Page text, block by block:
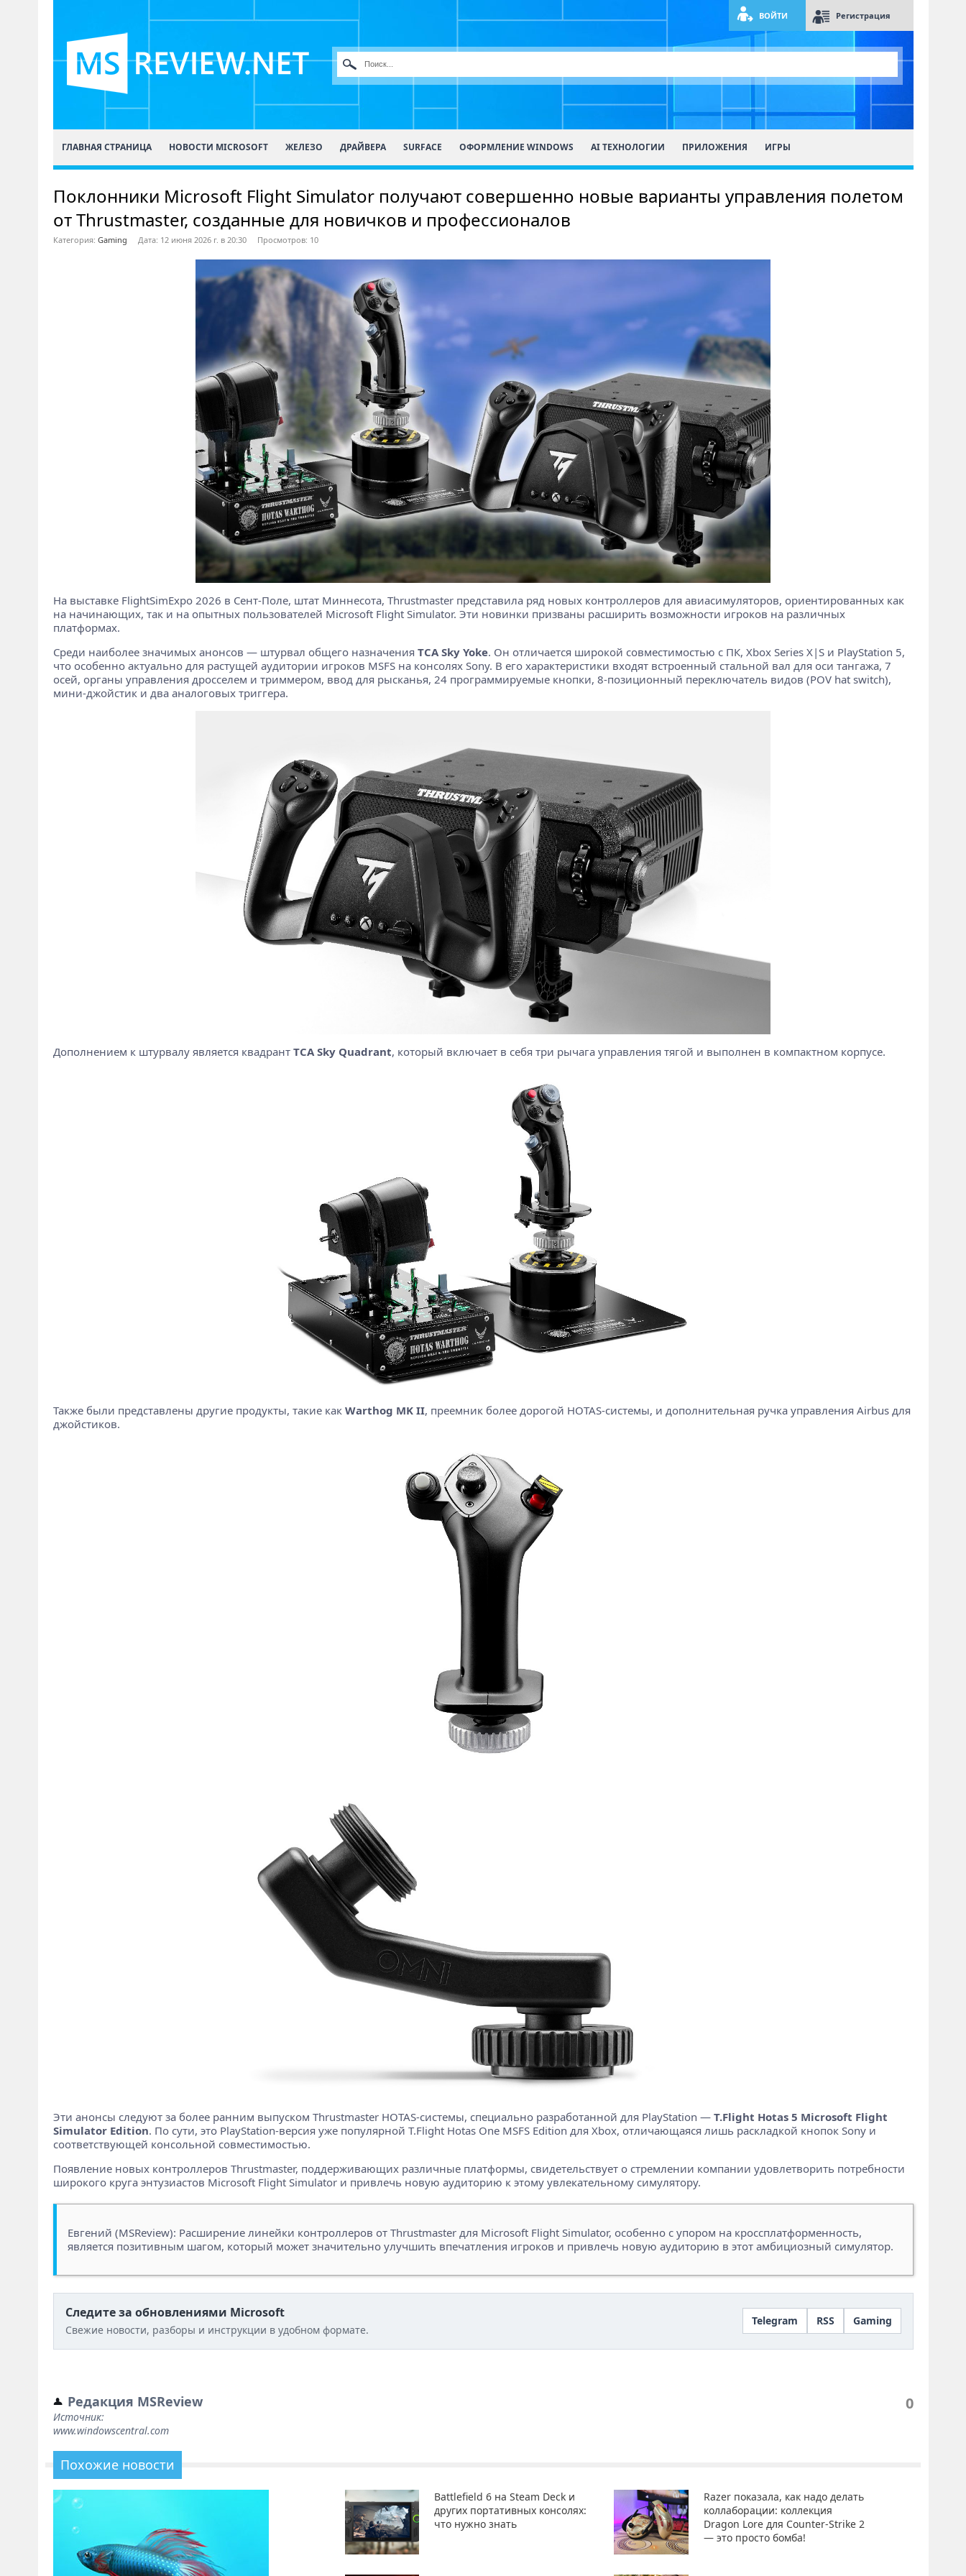
ВОЙТИ Регистрация
ГЛАВНАЯ СТРАНИЦА НОВОСТИ MICROSOFT ЖЕЛЕЗО ДРАЙВЕРА SURFACE ОФОРМЛЕНИЕ WINDOWS AI ТЕХНОЛОГИИ ПРИЛОЖЕНИЯ ИГРЫ
Поклонники Microsoft Flight Simulator получают совершенно новые варианты управления полетом
от Thrustmaster, созданные для новичков и профессионалов
Категория: Gaming Дата: 12 июня 2026 г. в 20:30 Просмотров: 10
На выставке FlightSimExpo 2026 в Сент-Поле, штат Миннесота, Thrustmaster представила ряд новых контроллеров для авиасимуляторов, ориентированных как
на начинающих, так и на опытных пользователей Microsoft Flight Simulator. Эти новинки призваны расширить возможности игроков на различных
платформах.
Среди наиболее значимых анонсов — штурвал общего назначения TCA Sky Yoke. Он отличается широкой совместимостью с ПК, Xbox Series X|S и PlayStation 5,
что особенно актуально для растущей аудитории игроков MSFS на консолях Sony. В его характеристики входят встроенный стальной вал для оси тангажа, 7
осей, органы управления дросселем и триммером, ввод для рысканья, 24 программируемые кнопки, 8-позиционный переключатель видов (POV hat switch),
мини-джойстик и два аналоговых триггера.
Дополнением к штурвалу является квадрант TCA Sky Quadrant, который включает в себя три рычага управления тягой и выполнен в компактном корпусе.
Также были представлены другие продукты, такие как Warthog MK II, преемник более дорогой HOTAS-системы, и дополнительная ручка управления Airbus для
джойстиков.
Эти анонсы следуют за более ранним выпуском Thrustmaster HOTAS-системы, специально разработанной для PlayStation — T.Flight Hotas 5 Microsoft Flight
Simulator Edition. По сути, это PlayStation-версия уже популярной T.Flight Hotas One MSFS Edition для Xbox, отличающаяся лишь раскладкой кнопок Sony и
соответствующей консольной совместимостью.
Появление новых контроллеров Thrustmaster, поддерживающих различные платформы, свидетельствует о стремлении компании удовлетворить потребности
широкого круга энтузиастов Microsoft Flight Simulator и привлечь новую аудиторию к этому увлекательному симулятору.
Евгений (MSReview): Расширение линейки контроллеров от Thrustmaster для Microsoft Flight Simulator, особенно с упором на кроссплатформенность,
является позитивным шагом, который может значительно улучшить впечатления игроков и привлечь новую аудиторию в этот амбициозный симулятор.
Следите за обновлениями Microsoft
Свежие новости, разборы и инструкции в удобном формате.
Telegram RSS Gaming
Редакция MSReview
Источник:
www.windowscentral.com
0
Похожие новости
Battlefield 6 на Steam Deck и
других портативных консолях:
что нужно знать
Razer показала, как надо делать
коллаборации: коллекция
Dragon Lore для Counter-Strike 2
— это просто бомба!